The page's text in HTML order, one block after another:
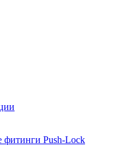
фитинги Push-Lock